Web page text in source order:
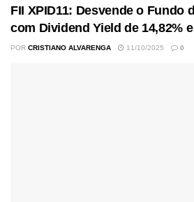
FII XPID11: Desvende o Fundo
com Dividend Yield de 14,82%
POR CRISTIANO ALVARENGA 11/10/2025 0